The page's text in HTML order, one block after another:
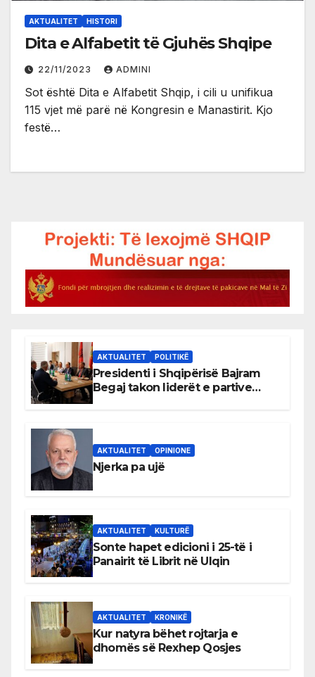
AKTUALITET HISTORI
Dita e Alfabetit të Gjuhës Shqipe
22/11/2023 ADMINI
Sot është Dita e Alfabetit Shqip, i cili u unifikua
115 vjet më parë në Kongresin e Manastirit. Kjo
festë…
AKTUALITET POLITIKË
Presidenti i Shqipërisë Bajram
Begaj takon liderët e partive
AKTUALITET OPINIONE
Njerka pa ujë
AKTUALITET KULTURË
Sonte hapet edicioni i 25-të i
Panairit të Librit në Ulqin
AKTUALITET KRONIKË
Kur natyra bëhet rojtarja e
dhomës së Rexhep Qosjes